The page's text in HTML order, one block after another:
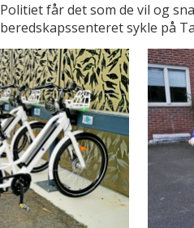
Politiet får det som de vil og
beredskapssenteret sykle på